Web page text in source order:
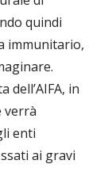
quindi
immunitario,
in
verrà
enti
ai gravi